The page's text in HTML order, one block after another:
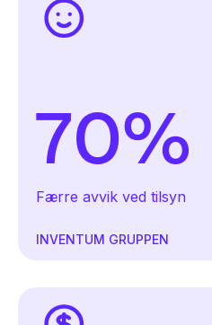
70%
Færre avvik ved tilsyn
INVENTUM GRUPPEN